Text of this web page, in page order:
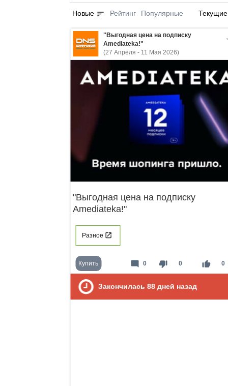
Новые sort Рейтинг Популярные Текущие
"Выгодная цена на подписку
Amediateka!"
(27 Апреля - 11 Мая 2026)
"Выгодная цена на подписку
Amediateka!"
Разное
Купить thumb_down 0 thumb_up 0
mode_comment 0
Закончилась 88 дней назад